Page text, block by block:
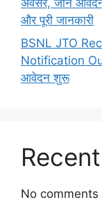
और पूरी जानकारी
BSNL JTO
Notification
आवेदन शुरू
No comments